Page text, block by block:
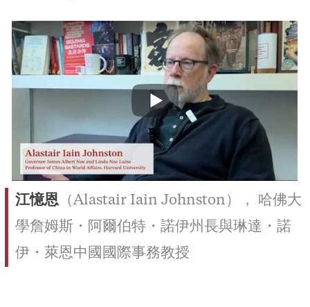
江憶恩（Alastair Iain Johnston）， 哈佛大
學詹姆斯・阿爾伯特・諾伊州長與琳達・諾
伊・萊恩中國國際事務教授